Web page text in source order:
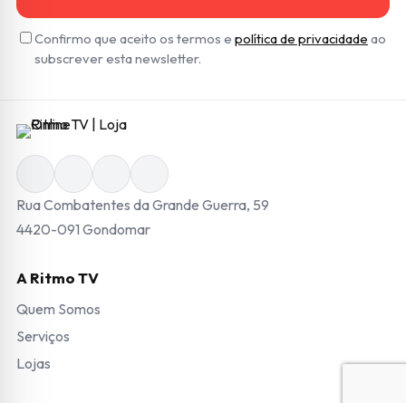
Confirmo que aceito os termos e política de privacidade ao
subscrever esta newsletter.
Rua Combatentes da Grande Guerra, 59
4420-091 Gondomar
A Ritmo TV
Quem Somos
Serviços
Lojas